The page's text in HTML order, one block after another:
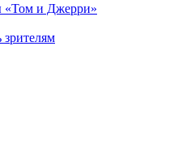
«Том и Джерри»